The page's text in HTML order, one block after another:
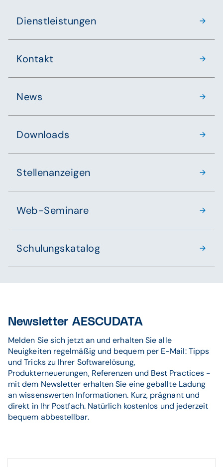
Dienstleistungen
Kontakt
News
Downloads
Stellenanzeigen
Web-Seminare
Schulungskatalog
Newsletter AESCUDATA
Melden Sie sich jetzt an und erhalten Sie alle
Neuigkeiten regelmäßig und bequem per E-Mail: Tipps
und Tricks zu Ihrer Softwarelösung,
Produkterneuerungen, Referenzen und Best Practices -
mit dem Newsletter erhalten Sie eine geballte Ladung
an wissenswerten Informationen. Kurz, prägnant und
direkt in Ihr Postfach. Natürlich kostenlos und jederzeit
bequem abbestellbar.